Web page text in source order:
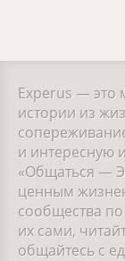
Experus — это
истории из
и интересную
«Общаться —
ценным
сообщества
их сами,
общайтесь с